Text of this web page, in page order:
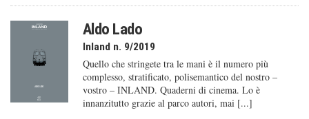
Aldo Lado
Inland n. 9/2019
Quello che stringete tra le mani è il numero più
complesso, stratificato, polisemantico del nostro –
vostro – INLAND. Quaderni di cinema. Lo è
innanzitutto grazie al parco autori, mai [...]